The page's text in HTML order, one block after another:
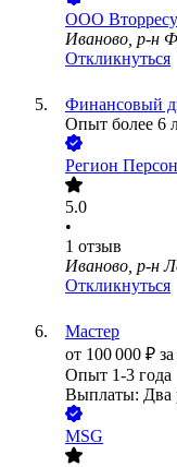
ООО
Иваново, р-н
Откликнуться
Финансовый
Опыт более 6
Регион
5.0
•
1 отзыв
Иваново, р-н
Откликнуться
Мастер
от 100 000 ₽
Опыт 1-3 года
Выплаты: Два
MSG